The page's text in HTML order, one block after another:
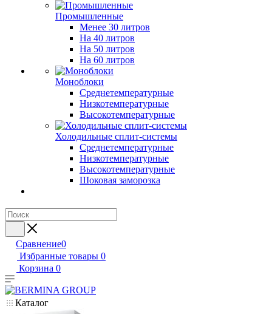
Промышленные
Менее 30 литров
На 40 литров
На 50 литров
На 60 литров
Моноблоки
Среднетемпературные
Низкотемпературные
Высокотемпературные
Холодильные сплит-системы
Среднетемпературные
Низкотемпературные
Высокотемпературные
Шоковая заморозка
Сравнение0
Избранные товары 0
Корзина 0
Каталог